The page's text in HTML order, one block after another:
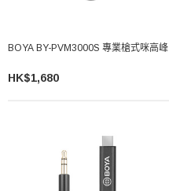
BOYA BY-PVM3000S 專業槍式咪高峰
HK$1,680